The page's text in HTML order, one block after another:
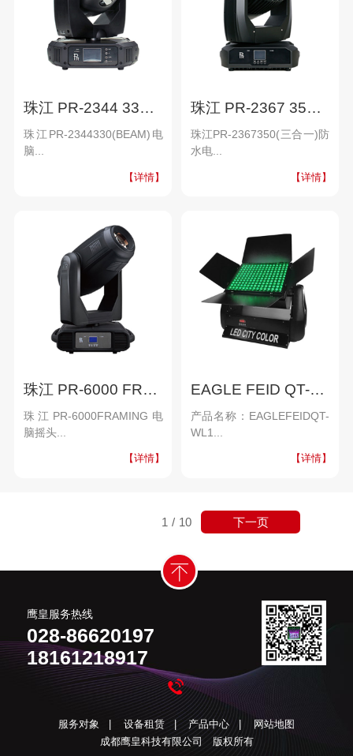
珠江 PR-2344 330(BEAM) 电脑摇头灯
珠江PR-2344330(BEAM)电
脑...
【详情】
珠江 PR-2367 350(三合一) 防水电脑摇头灯
珠江PR-2367350(三合一)防
水电...
【详情】
珠江 PR-6000 FRAMING 电脑摇头灯
珠江PR-6000FRAMING电
脑摇头...
【详情】
EAGLE FEID QT-WL180城市之光
产品名称：EAGLEFEIDQT-
WL1...
【详情】
1 / 10 下一页
鹰皇服务热线
028-86620197
18161218917
服务对象 设备租赁 | 产品中心
网站地图
成都鹰皇科技有限公司 版权所有